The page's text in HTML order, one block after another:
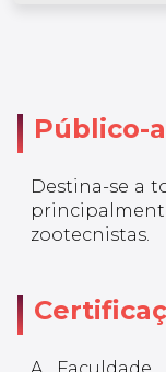
Público-
Destina-se a
zootecnistas.